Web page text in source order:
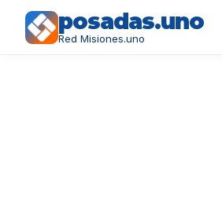
posadas.uno
Red Misiones.uno